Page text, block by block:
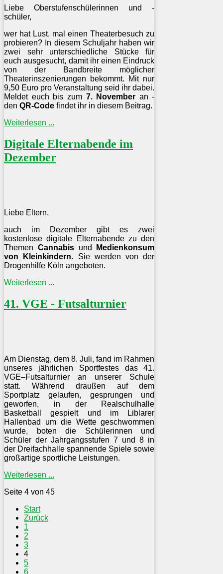
Liebe Oberstufenschülerinnen und -
schüler,
wer hat Lust, mal einen Theaterbesuch zu
probieren? In diesem Schuljahr haben wir
zwei sehr unterschiedliche Stücke für
euch ausgesucht, damit ihr einen Eindruck
von der Bandbreite möglicher
Theaterinszenierungen bekommt. Mit nur
9,50 Euro pro Veranstaltung seid ihr dabei.
Meldet euch bis zum 7. November an -
den QR-Code findet ihr in diesem Beitrag.
Weiterlesen ...
Digitale Elternabende im
Dezember
Liebe Eltern,
auch im Dezember gibt es zwei
kostenlose digitale Elternabende zu den
Themen Cannabis und Medienkonsum
von Kleinkindern. Sie werden von der
Drogenhilfe Köln angeboten.
Weiterlesen ...
41. VGE - Futsalturnier
Am Dienstag, dem 8. Juli, fand im Rahmen
unseres jährlichen Sportfestes das 41.
VGE–Futsalturnier an unserer Schule
statt. Während draußen auf dem
Sportplatz gelaufen, gesprungen und
geworfen, in der Realschulhalle
Basketball gespielt und im Liblarer
Hallenbad um die Wette geschwommen
wurde, boten die Schülerinnen und
Schüler der Jahrgangsstufen 7 und 8 in
der Dreifachhalle spannende Spiele sowie
großartige sportliche Leistungen.
Weiterlesen ...
Seite 4 von 45
Start
Zurück
1
2
3
4
5
6